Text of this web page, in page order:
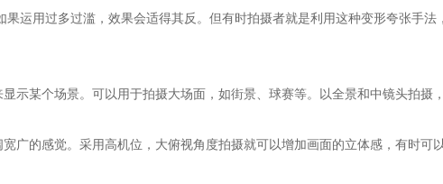
运用过多过滥，效果会适得其反。但有时拍摄者就是利用这种变形夸张手法
某个场景。可以用于拍摄大场面，如街景、球赛等。以全景和中镜头拍摄
的感觉。采用高机位，大俯视角度拍摄就可以增加画面的立体感，有时可